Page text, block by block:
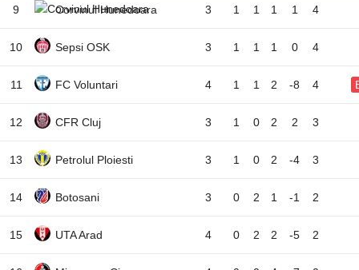
9 Corvinul Hunedoara 3 1 1 1 1 4
10 Sepsi OSK 3 1 1 1 0 4
11 FC Voluntari 4 1 1 2 -8 4
12 CFR Cluj 3 1 0 2 2 3
13 Petrolul Ploiesti 3 1 0 2 -4 3
14 Botosani 3 0 2 1 -1 2
15 UTA Arad 4 0 2 2 -5 2